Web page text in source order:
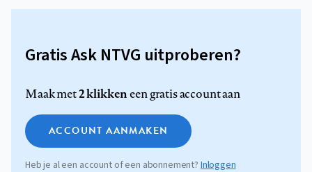
Gratis Ask NTVG uitproberen?
Maak met2 klikkeneen gratis account aan
ACCOUNT AANMAKEN
Heb je al een account of een abonnement? Inloggen